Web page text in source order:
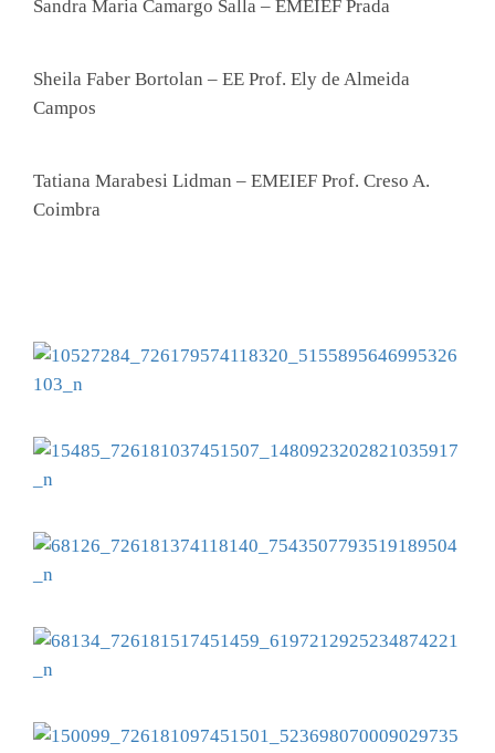
Sandra Maria Camargo Salla – EMEIEF Prada
Sheila Faber Bortolan – EE Prof. Ely de Almeida
Campos
Tatiana Marabesi Lidman – EMEIEF Prof. Creso A.
Coimbra